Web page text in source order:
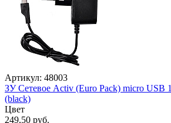
Артикул: 48003
ЗУ Сетевое Activ (Euro Pack) micro USB
(black)
Цвет
249,50 руб.